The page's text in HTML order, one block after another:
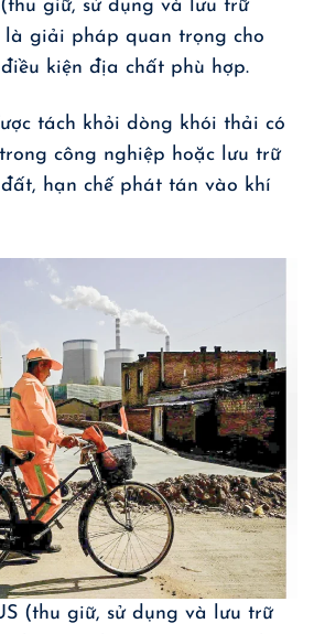
(thu giữ, sử dụng và lưu trữ
là giải pháp quan trọng cho
kiện địa chất phù hợp.
tách khỏi dòng khói thải có
công nghiệp hoặc lưu trữ
hạn chế phát tán vào khí
(thu giữ, sử dụng và lưu trữ